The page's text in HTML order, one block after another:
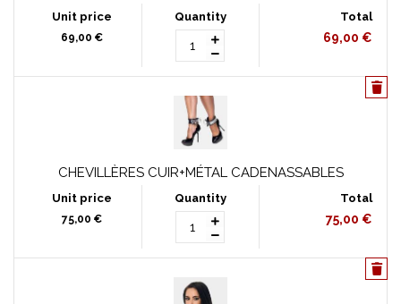
69,00 € 69,00 €
CHEVILLÈRES CUIR+MÉTAL CADENASSABLES
75,00 € 75,00 €